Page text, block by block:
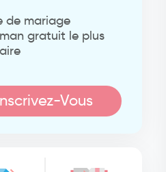
de mariage
gratuit le plus
Vous